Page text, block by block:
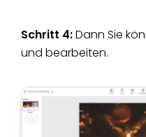
Schritt 4:Dann Sie
und bearbeiten.